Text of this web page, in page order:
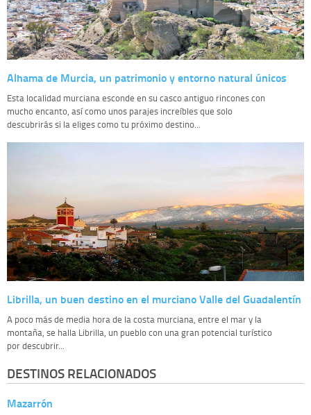
Alhama de Murcia, un patrimonio y entorno natural únicos
Esta localidad murciana esconde en su casco antiguo rincones con
mucho encanto, así como unos parajes increíbles que solo
descubrirás si la eliges como tu próximo destino...
Librilla, un buen destino en el murciano Valle del Guadalentín
A poco más de media hora de la costa murciana, entre el mar y la
montaña, se halla Librilla, un pueblo con una gran potencial turístico
por descubrir...
DESTINOS RELACIONADOS
Mazarrón